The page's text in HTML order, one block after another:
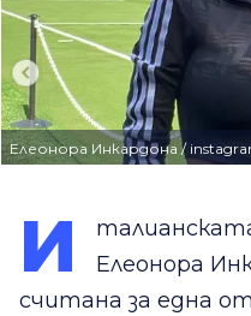
Елеонора Инкардона /
И
Елеонора
считана за една